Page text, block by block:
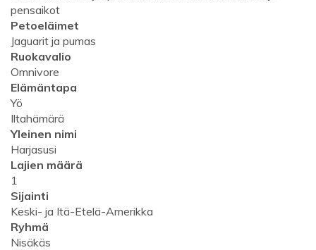
pensaikot
Petoeläimet
Jaguarit ja pumas
Ruokavalio
Omnivore
Elämäntapa
Yö
Iltahämärä
Yleinen nimi
Harjasusi
Lajien määrä
1
Sijainti
Keski- ja Itä-Etelä-Amerikka
Ryhmä
Nisäkäs